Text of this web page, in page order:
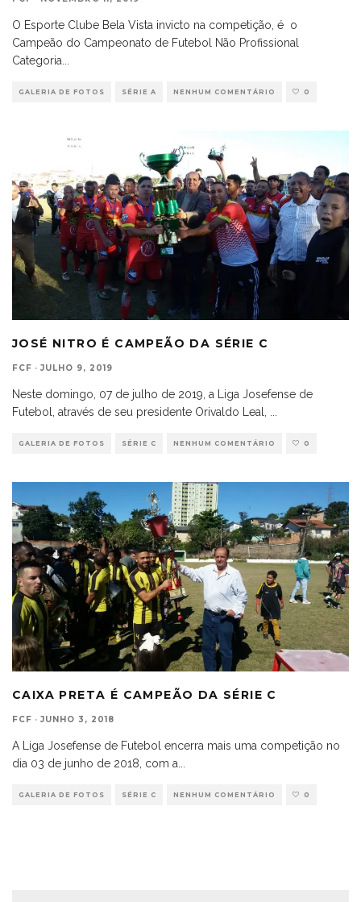
O Esporte Clube Bela Vista invicto na competição, é o
Campeão do Campeonato de Futebol Não Profissional
Categoria
GALERIA DE FOTOS SÉRIE A NENHUM COMENTÁRIO 0
JOSÉ NITRO É CAMPEÃO DA SÉRIE C
FCF · JULHO 9, 2019
Neste domingo, 07 de julho de 2019, a Liga Josefense de
Futebol, através de seu presidente Orivaldo Leal,
GALERIA DE FOTOS SÉRIE C NENHUM COMENTÁRIO 0
CAIXA PRETA É CAMPEÃO DA SÉRIE C
FCF · JUNHO 3, 2018
A Liga Josefense de Futebol encerra mais uma competição no
dia 03 de junho de 2018, com a
GALERIA DE FOTOS SÉRIE C NENHUM COMENTÁRIO 0